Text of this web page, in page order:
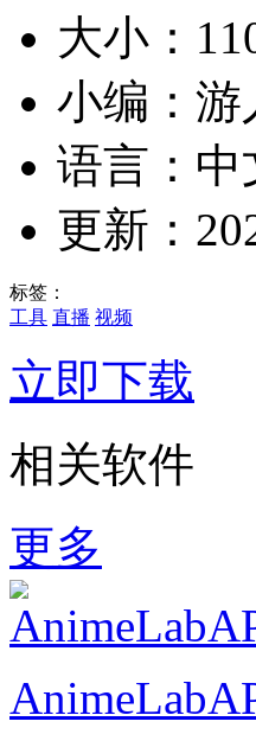
大小：
小编：游
语言：中
更新：
标签：
工具 直播 视频
立即下载
相关软件
更多